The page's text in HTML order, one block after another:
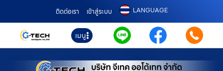
ติดต่อเรา เข้าสู่ระบบ LANGUAGE
เมนู